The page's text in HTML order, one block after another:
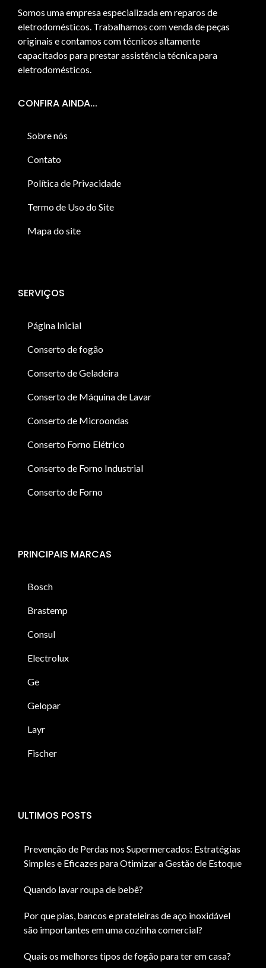
Somos uma empresa especializada em reparos de
eletrodomésticos. Trabalhamos com venda de peças
originais e contamos com técnicos altamente
capacitados para prestar assistência técnica para
eletrodomésticos.
CONFIRA AINDA...
Sobre nós
Contato
Política de Privacidade
Termo de Uso do Site
Mapa do site
SERVIÇOS
Página Inicial
Conserto de fogão
Conserto de Geladeira
Conserto de Máquina de Lavar
Conserto de Microondas
Conserto Forno Elétrico
Conserto de Forno Industrial
Conserto de Forno
PRINCIPAIS MARCAS
Bosch
Brastemp
Consul
Electrolux
Ge
Gelopar
Layr
Fischer
ULTIMOS POSTS
Prevenção de Perdas nos Supermercados: Estratégias
Simples e Eficazes para Otimizar a Gestão de Estoque
Quando lavar roupa de bebê?
Por que pias, bancos e prateleiras de aço inoxidável
são importantes em uma cozinha comercial?
Quais os melhores tipos de fogão para ter em casa?